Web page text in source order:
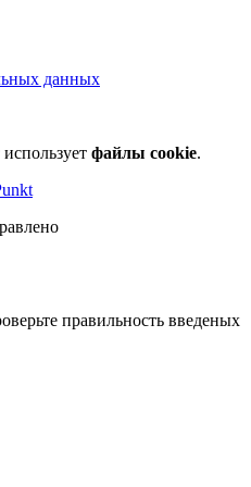
данных
файлы cookie.
правильность введеных